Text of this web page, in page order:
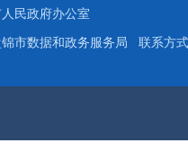
人民政府办公室
市数据和政务服务局 联系方